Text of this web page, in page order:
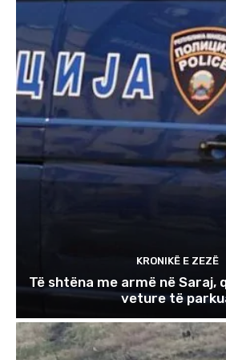
KRONIKË E ZEZË
Të shtëna me armë në Saraj,
veture të